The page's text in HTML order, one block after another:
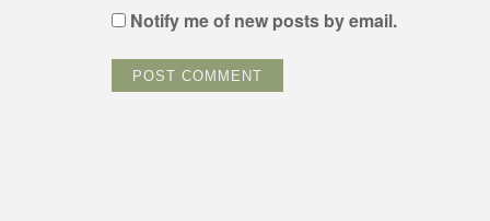
Notify me of new posts by email.